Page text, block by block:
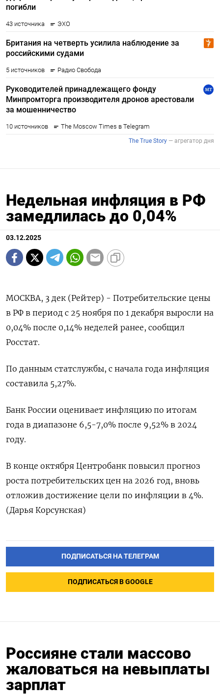
Недельная инфляция в РФ
замедлилась до 0,04%
03.12.2025
МОСКВА, 3 дек (Рейтер) - Потребительские цены
в РФ в период с 25 ноября по 1 декабря выросли на
0,04% после 0,14% неделей ранее, сообщил
Росстат.
По данным статслужбы, с начала года инфляция
составила 5,27%.
Банк России оценивает инфляцию по итогам
года в диапазоне 6,5-7,0% после 9,52% в 2024
году.
В конце октября Центробанк повысил прогноз
роста потребительских цен на 2026 год, вновь
отложив достижение цели по инфляции в 4%.
(Дарья Корсунская)
ПОДПИСАТЬСЯ НА ТЕЛЕГРАМ
ПОДПИСАТЬСЯ В GOOGLE
Россияне стали массово
жаловаться на невыплаты
зарплат